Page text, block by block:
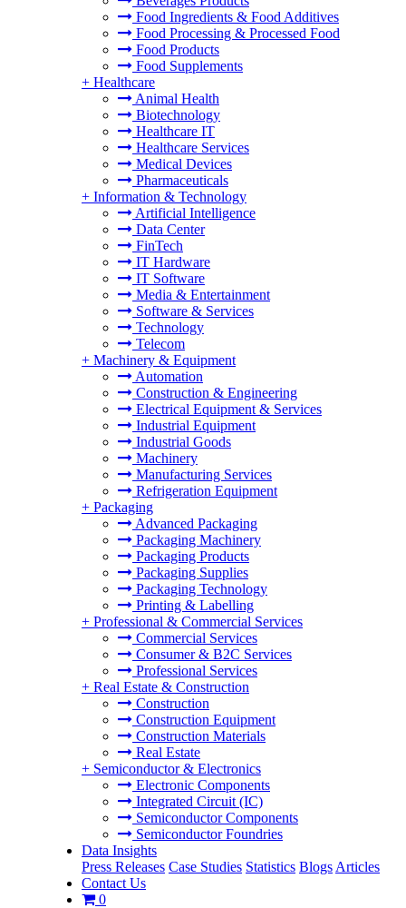
Food Ingredients & Food Additives
Food Processing & Processed Food
Food Products
Food Supplements
+ Healthcare
Animal Health
Biotechnology
Healthcare IT
Healthcare Services
Medical Devices
Pharmaceuticals
+ Information & Technology
Artificial Intelligence
Data Center
FinTech
IT Hardware
IT Software
Media & Entertainment
Software & Services
Technology
Telecom
+ Machinery & Equipment
Automation
Construction & Engineering
Electrical Equipment & Services
Industrial Equipment
Industrial Goods
Machinery
Manufacturing Services
Refrigeration Equipment
+ Packaging
Advanced Packaging
Packaging Machinery
Packaging Products
Packaging Supplies
Packaging Technology
Printing & Labelling
+ Professional & Commercial Services
Commercial Services
Consumer & B2C Services
Professional Services
+ Real Estate & Construction
Construction
Construction Equipment
Construction Materials
Real Estate
+ Semiconductor & Electronics
Electronic Components
Integrated Circuit (IC)
Semiconductor Components
Semiconductor Foundries
Data Insights
Press Releases Case Studies Statistics Blogs Articles
Contact Us
0